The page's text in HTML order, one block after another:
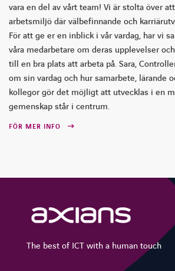
vara en del av vårt team! Vi är stolta över
arbetsmiljö där välbefinnande och
För att ge er en inblick i vår vardag, har vi
våra medarbetare om deras upplevelser
till en bra plats att arbeta på. Sara,
om sin vardag och hur samarbete, lärande
kollegor gör det möjligt att utvecklas i en
gemenskap står i centrum.
FÖR MER INFO
The best of ICT with a human touch